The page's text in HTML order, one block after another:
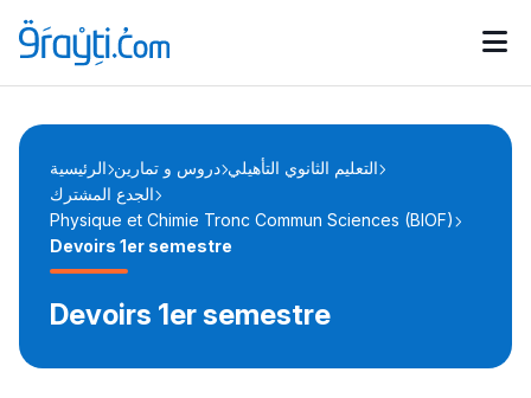
Catégories
d'actualités
Annonces bourses
الرئيسية دروس و تمارين التعليم الثانوي التأهيلي
الجدع المشترك
Physique et Chimie Tronc Commun Sciences (BIOF)
Devoirs 1er semestre
Devoirs 1er semestre